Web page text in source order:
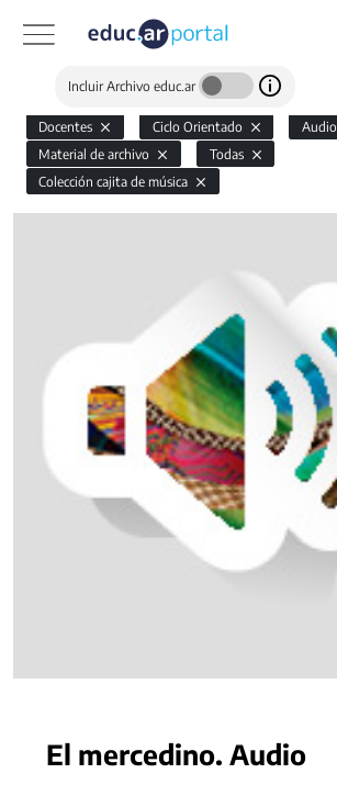
Incluir Archivo educ.ar
Docentes Ciclo Orientado
Audio
Material de archivo
Todas
Colección cajita de música
El mercedino. Audio